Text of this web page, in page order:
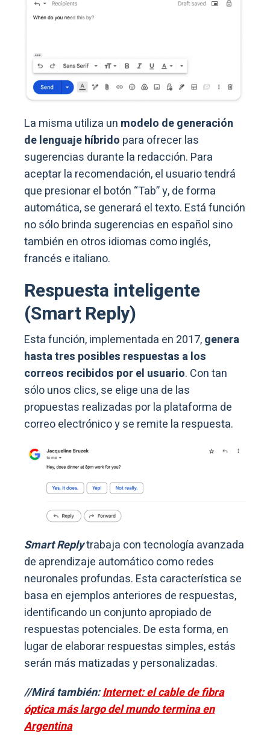
La misma utiliza un modelo de generación
de lenguaje híbrido para ofrecer las
sugerencias durante la redacción. Para
aceptar la recomendación, el usuario tendrá
que presionar el botón “Tab” y, de forma
automática, se generará el texto. Está función
no sólo brinda sugerencias en español sino
también en otros idiomas como inglés,
francés e italiano.
Respuesta inteligente
(Smart Reply)
Esta función, implementada en 2017,genera
hasta tres posibles respuestas a los
correos recibidos por el usuario. Con tan
sólo unos clics, se elige una de las
propuestas realizadas por la plataforma de
correo electrónico y se remite la respuesta.
Smart Replytrabaja con tecnología avanzada
de aprendizaje automático como redes
neuronales profundas. Esta característica se
basa en ejemplos anteriores de respuestas,
identificando un conjunto apropiado de
respuestas potenciales. De esta forma, en
lugar de elaborar respuestas simples, estás
serán más matizadas y personalizadas.
//Mirá también:Internet: el cable de fibra
óptica más largo del mundo termina en
Argentina